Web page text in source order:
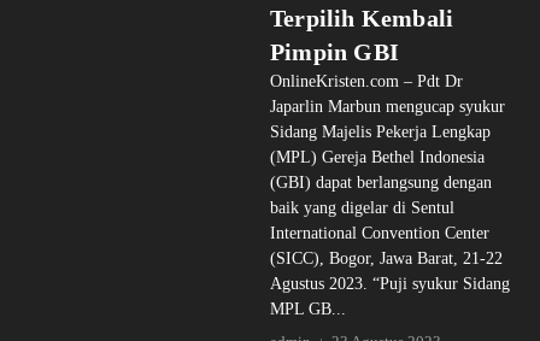
Terpilih Kembali
Pimpin GBI
OnlineKristen.com – Pdt Dr
Japarlin Marbun mengucap syukur
Sidang Majelis Pekerja Lengkap
(MPL) Gereja Bethel Indonesia
(GBI) dapat berlangsung dengan
baik yang digelar di Sentul
International Convention Center
(SICC), Bogor, Jawa Barat, 21-22
Agustus 2023. “Puji syukur Sidang
MPL GB...